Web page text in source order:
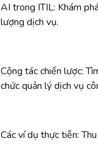
AI trong ITIL: Khám
lượng dịch vụ.
Cộng tác chiến lược:
chức quản lý dịch vụ
Các ví dụ thực tiễn: